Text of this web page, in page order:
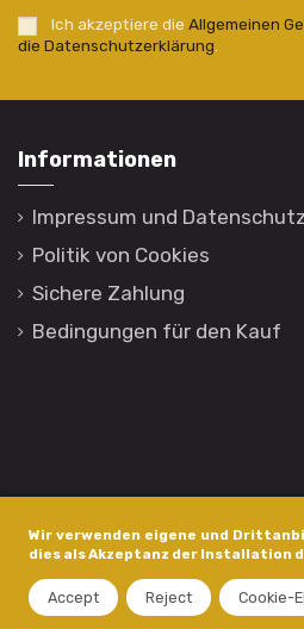
Wir verwenden eigene und
dies als Akzeptanz der Installation
Accept Reject Cookie-
Ich akzeptiere die Allgemeinen
die Datenschutzerklärung
Informationen
Impressum und
Politik von Cookies
Sichere Zahlung
Bedingungen für den Kauf
está financiada pola Xunta de